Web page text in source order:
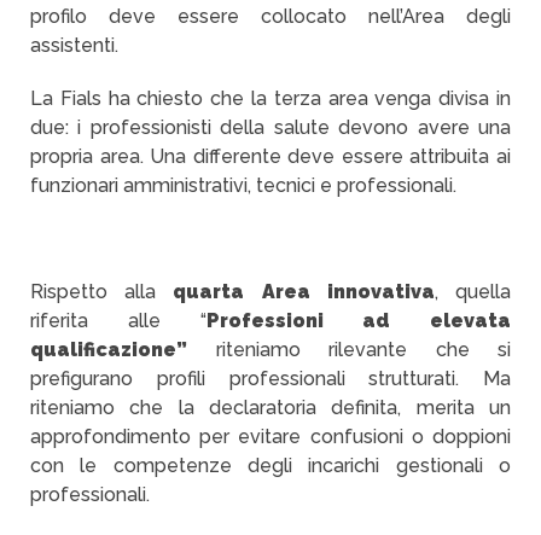
profilo deve essere collocato nell’Area degli
assistenti.
La Fials ha chiesto che la terza area venga divisa in
due: i professionisti della salute devono avere una
propria area. Una differente deve essere attribuita ai
funzionari amministrativi, tecnici e professionali.
Rispetto alla quarta Area innovativa, quella
riferita alle “Professioni ad elevata
qualificazione” riteniamo rilevante che si
prefigurano profili professionali strutturati. Ma
riteniamo che la declaratoria definita, merita un
approfondimento per evitare confusioni o doppioni
con le competenze degli incarichi gestionali o
professionali.